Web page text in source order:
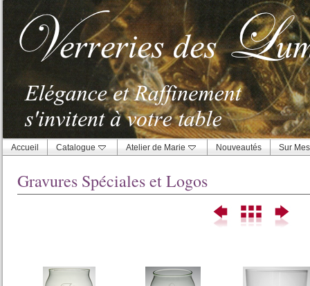
Accueil Catalogue Atelier de Marie Nouveautés Sur
Gravures Spéciales et Logos